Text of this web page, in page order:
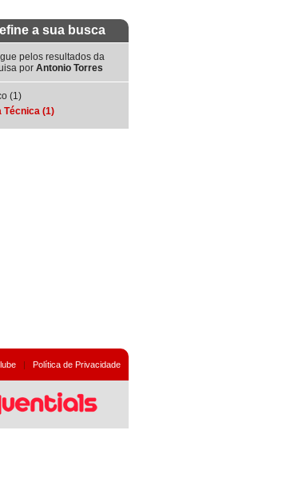
a sua busca
pelos resultados da
por Antonio Torres
(1)
Técnica (1)
| Política de Privacidade